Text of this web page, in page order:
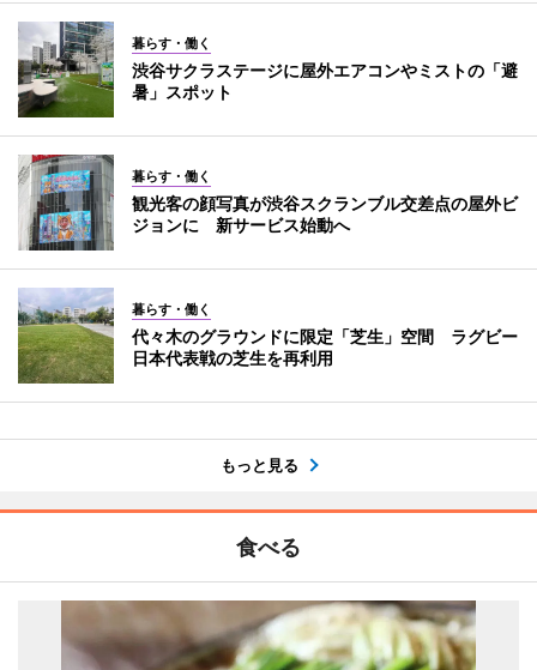
暮らす・働く
渋谷サクラステージに屋外エアコンやミストの「避
暑」スポット
暮らす・働く
観光客の顔写真が渋谷スクランブル交差点の屋外ビ
ジョンに 新サービス始動へ
暮らす・働く
代々木のグラウンドに限定「芝生」空間 ラグビー
日本代表戦の芝生を再利用
もっと見る
食べる